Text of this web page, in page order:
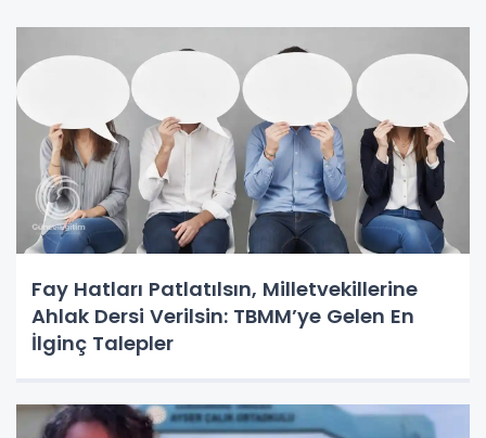
Fay Hatları Patlatılsın, Milletvekillerine
Ahlak Dersi Verilsin: TBMM’ye Gelen En
İlginç Talepler